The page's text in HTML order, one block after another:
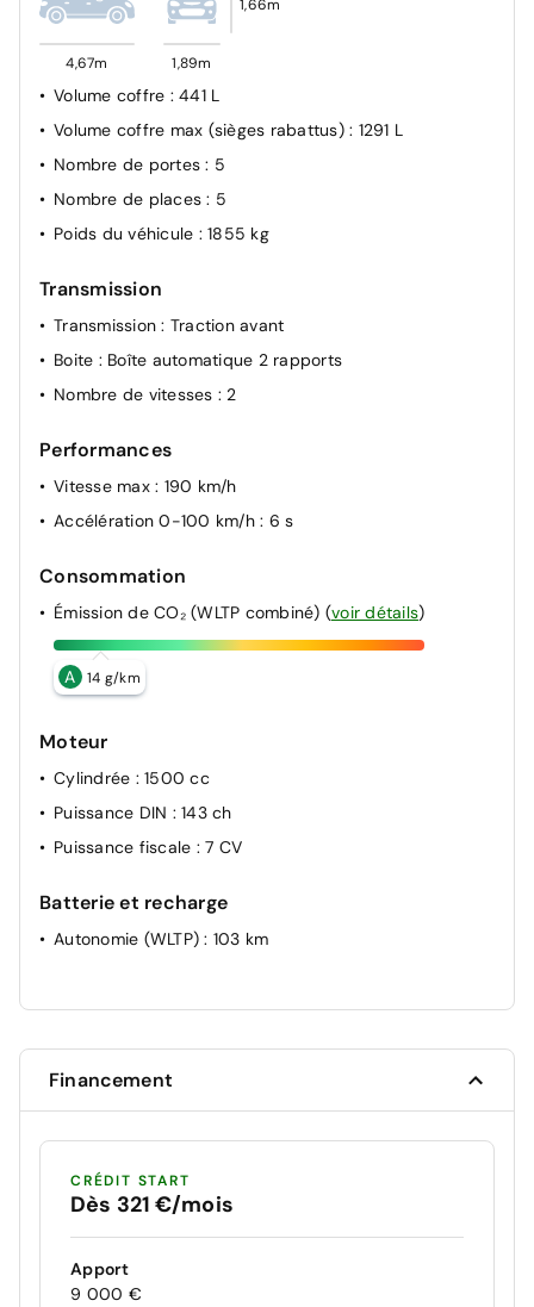
Assistant de conduite intelligent (ICA)
Alerte de circulation transversale AR (RCTA) avec
prétensionneur et limiteur de charge
Ceintures de sécurité AV: 3 points + prétensionneur et
limiteur de charge
Alarme
Airbags frontaux, latéraux, rideaux et central
ABS
Kit anti-crevaison
4,67m 1,89m
1,66m
Volume coffre : 441 L
Volume coffre max (sièges rabattus) : 1291 L
Nombre de portes: 5
Nombre de places: 5
Poids du véhicule : 1855 kg
Transmission
Transmission: Traction avant
Boite : Boîte automatique 2 rapports
Nombre de vitesses : 2
Performances
Vitesse max : 190 km/h
Accélération 0-100 km/h : 6 s
Consommation
Émission de CO₂ (WLTP combiné) (voir détails)
A 14 g/km
Moteur
Cylindrée : 1500 cc
Puissance DIN : 143 ch
Puissance fiscale : 7 CV
Batterie et recharge
Autonomie (WLTP): 103 km
Financement
CRÉDIT START
Dès 321 €/mois
Apport
9 000 €